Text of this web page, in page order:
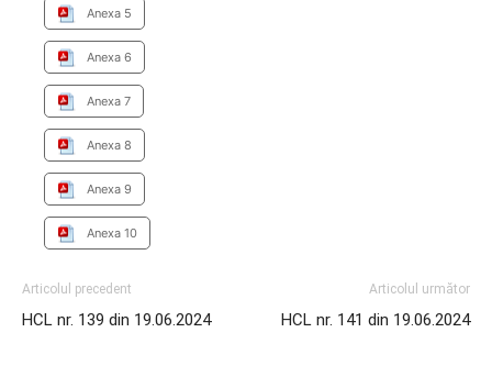
Anexa 5
Anexa 6
Anexa 7
Anexa 8
Anexa 9
Anexa 10
Articolul precedent
HCL nr. 139 din 19.06.2024
Articolul următor
HCL nr. 141 din 19.06.2024